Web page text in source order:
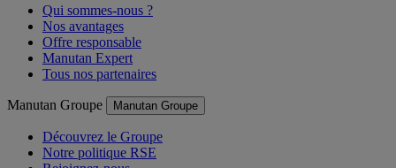
Qui sommes-nous ?
Nos avantages
Offre responsable
Manutan Expert
Tous nos partenaires
Manutan Groupe Manutan Groupe
Découvrez le Groupe
Notre politique RSE